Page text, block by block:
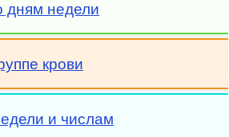
дням недели
крови
и числам